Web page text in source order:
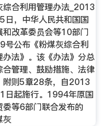
综合利用管理办法_2013
日，中华人民共和国国
和改革委员会等10部门
号公布《粉煤灰综合利
办法》。该《办法》分总
合管理、鼓励措施、法律
附则5章28条，自2013
日起施行。1994年原国
委等6部门联合发布的
灰